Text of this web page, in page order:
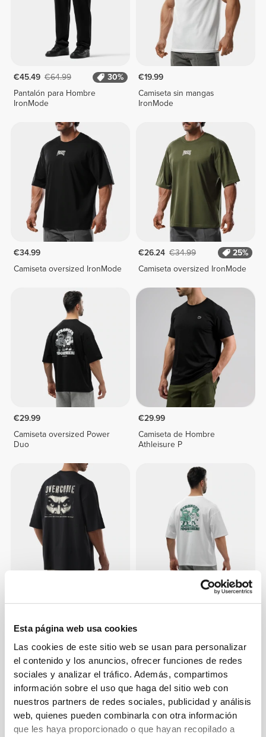
Esta página web usa cookies
Las cookies de este sitio web se usan para personalizar
el contenido y los anuncios, ofrecer funciones de redes
sociales y analizar el tráfico. Además, compartimos
información sobre el uso que haga del sitio web con
nuestros partners de redes sociales, publicidad y análisis
web, quienes pueden combinarla con otra información
que les haya proporcionado o que hayan recopilado a
€45.49 €64.99
30%
Pantalón para Hombre
IronMode
€19.99
Camiseta sin mangas
IronMode
€34.99
Camiseta oversized IronMode
€26.24 €34.99
25%
Camiseta oversized IronMode
€29.99
Camiseta oversized Power
Duo
€29.99
Camiseta de Hombre
Athleisure P